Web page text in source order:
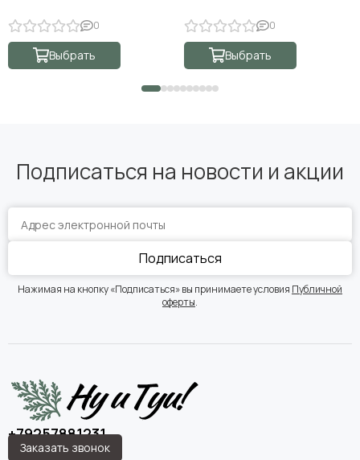
0
Выбрать
0
Выбрать
Подписаться на новости и акции
Подписаться
Нажимая на кнопку «Подписаться» вы принимаете условия Публичной
оферты.
+79257881231
Заказать звонок